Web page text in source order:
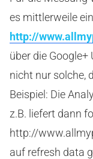
es mittlerweile
http://
über die Google+
nicht nur solche,
Beispiel: Die
z.B. liefert dann
http://
auf refresh data